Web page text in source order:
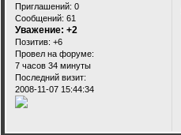
Приглашений: 0
Сообщений: 61
Уважение: +2
Позитив: +6
Провел на форуме:
7 часов 34 минуты
Последний визит:
2008-11-07 15:44:34